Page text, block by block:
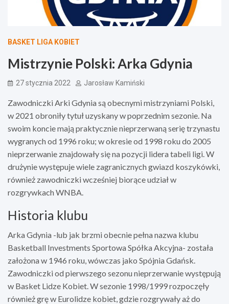
BASKET LIGA KOBIET
Mistrzynie Polski: Arka Gdynia
27 stycznia 2022 Jarosław Kamiński
Zawodniczki Arki Gdynia są obecnymi mistrzyniami Polski,
w 2021 obroniły tytuł uzyskany w poprzednim sezonie. Na
swoim koncie mają praktycznie nieprzerwaną serię trzynastu
wygranych od 1996 roku; w okresie od 1998 roku do 2005
nieprzerwanie znajdowały się na pozycji lidera tabeli ligi. W
drużynie występuje wiele zagranicznych gwiazd koszykówki,
również zawodniczki wcześniej biorące udział w
rozgrywkach WNBA.
Historia klubu
Arka Gdynia -lub jak brzmi obecnie pełna nazwa klubu
Basketball Investments Sportowa Spółka Akcyjna- została
założona w 1946 roku, wówczas jako Spójnia Gdańsk.
Zawodniczki od pierwszego sezonu nieprzerwanie występują
w Basket Lidze Kobiet. W sezonie 1998/1999 rozpoczęły
również grę w Eurolidze kobiet, gdzie rozgrywały aż do